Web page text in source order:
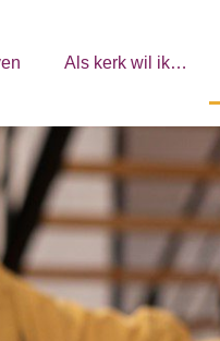
Als kerk wil ik…